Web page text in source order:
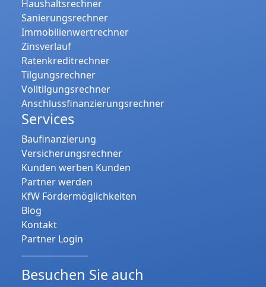
Haushaltsrechner
Sanierungsrechner
Immobilienwertrechner
Zinsverlauf
Ratenkreditrechner
Tilgungsrechner
Volltilgungsrechner
Anschlussfinanzierungsrechner
Services
Baufinanzierung
Versicherungsrechner
Kunden werben Kunden
Partner werden
KfW Fördermöglichkeiten
Blog
Kontakt
Partner Login
Besuchen Sie auch